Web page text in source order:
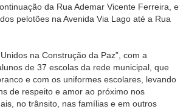
da Rua Ademar Vicente Ferreira, e
pelotões na Avenida Via Lago até a Rua
na Construção da Paz”, com a
de 37 escolas da rede municipal, que
e com os uniformes escolares, levando
de respeito e amor ao próximo nos
no trânsito, nas famílias e em outros